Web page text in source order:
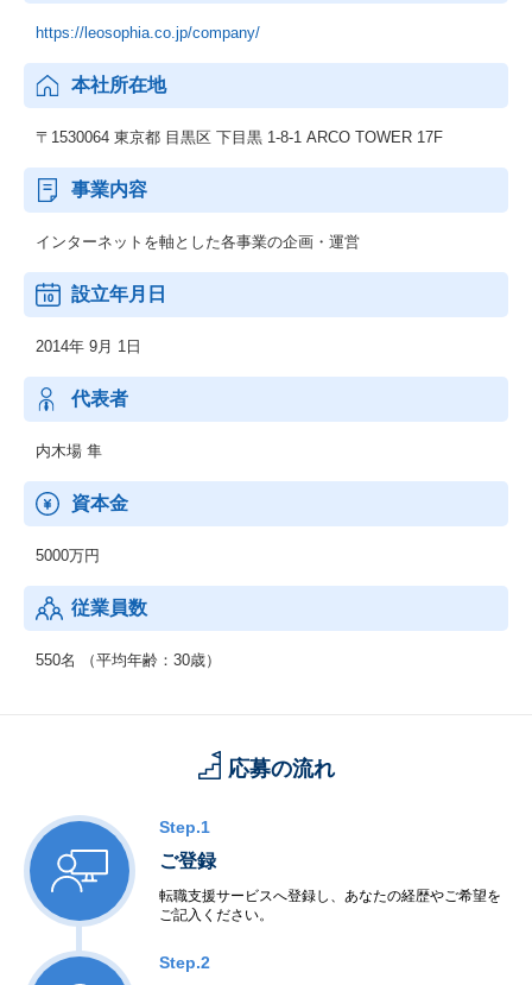
https://leosophia.co.jp/company/
本社所在地
〒1530064 東京都 目黒区 下目黒 1-8-1 ARCO TOWER 17F
事業内容
インターネットを軸とした各事業の企画・運営
設立年月日
2014年 9月 1日
代表者
内木場 隼
資本金
5000万円
従業員数
550名 （平均年齢：30歳）
応募の流れ
Step.1
ご登録
転職支援サービスへ登録し、あなたの経歴やご希望を
ご記入ください。
Step.2